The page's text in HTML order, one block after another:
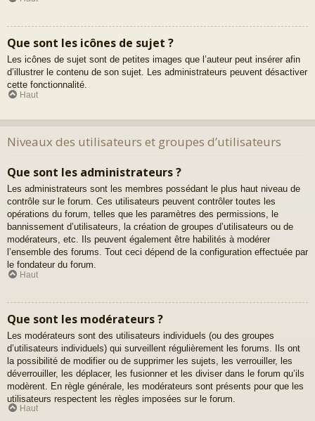
Que sont les icônes de sujet ?
Les icônes de sujet sont de petites images que l’auteur peut insérer afin
d’illustrer le contenu de son sujet. Les administrateurs peuvent désactiver
cette fonctionnalité.
Haut
Niveaux des utilisateurs et groupes d’utilisateurs
Que sont les administrateurs ?
Les administrateurs sont les membres possédant le plus haut niveau de
contrôle sur le forum. Ces utilisateurs peuvent contrôler toutes les
opérations du forum, telles que les paramètres des permissions, le
bannissement d’utilisateurs, la création de groupes d’utilisateurs ou de
modérateurs, etc. Ils peuvent également être habilités à modérer
l’ensemble des forums. Tout ceci dépend de la configuration effectuée par
le fondateur du forum.
Haut
Que sont les modérateurs ?
Les modérateurs sont des utilisateurs individuels (ou des groupes
d’utilisateurs individuels) qui surveillent régulièrement les forums. Ils ont
la possibilité de modifier ou de supprimer les sujets, les verrouiller, les
déverrouiller, les déplacer, les fusionner et les diviser dans le forum qu’ils
modèrent. En règle générale, les modérateurs sont présents pour que les
utilisateurs respectent les règles imposées sur le forum.
Haut